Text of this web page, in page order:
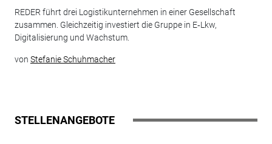
REDER führt drei Logistikunternehmen in einer Gesellschaft
zusammen. Gleichzeitig investiert die Gruppe in E‑Lkw,
Digitalisierung und Wachstum.
von Stefanie Schuhmacher
STELLENANGEBOTE